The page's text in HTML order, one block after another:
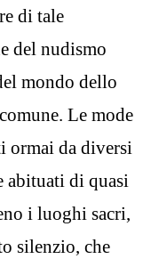
di tale
del nudismo
mondo dello
Le mode
ormai da diversi
di quasi
i luoghi sacri,
silenzio, che